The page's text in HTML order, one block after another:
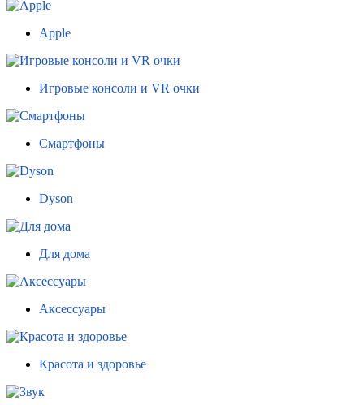
Apple
Игровые консоли и VR очки
Смартфоны
Dyson
Для дома
Аксессуары
Красота и здоровье